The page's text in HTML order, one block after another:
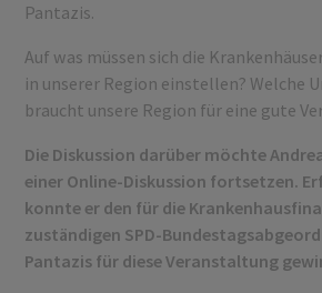
Pantazis.
Auf was müssen sich die
in unserer Region einstellen? Welche
braucht unsere Region für eine gute
Die Diskussion darüber möchte
einer Online-Diskussion fortsetzen.
konnte er den für die
zuständigen SPD-
Pantazis für diese Veranstaltung